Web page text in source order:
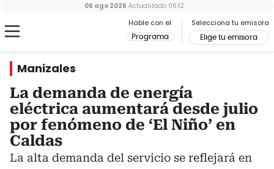
Hable con el
Programa
Selecciona tu emisora
Elige tu emisora
06 ago 2026 Actualizado 06:12
Manizales
La demanda de energía
eléctrica aumentará desde julio
por fenómeno de ‘El Niño’ en
Caldas
La alta demanda del servicio se reflejará en